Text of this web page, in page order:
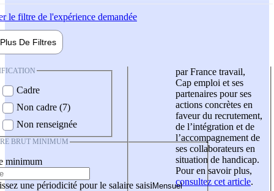
le filtre de l'expérience demandée
Plus De Filtres
Cadre
Non cadre (7)
Non renseignée
BRUT MINIMUM
minimum
une périodicité pour le salaire saisi
par France travail,
Cap emploi et ses
partenaires pour ses
actions concrètes en
faveur du recrutement,
de l’intégration et de
l’accompagnement de
ses collaborateurs en
situation de handicap.
Pour en savoir plus,
consultez cet article.